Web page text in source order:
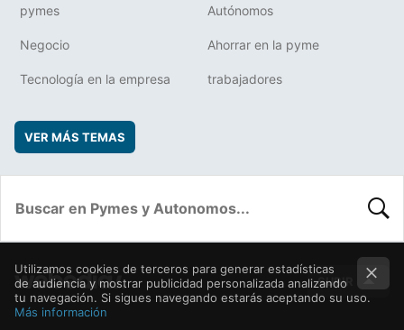
pymes Autónomos
Negocio Ahorrar en la pyme
Tecnología en la empresa trabajadores
VER MÁS TEMAS
SUBIR
Utilizamos cookies de terceros para generar estadísticas
de audiencia y mostrar publicidad personalizada analizando
tu navegación. Si sigues navegando estarás aceptando su uso.
Más información